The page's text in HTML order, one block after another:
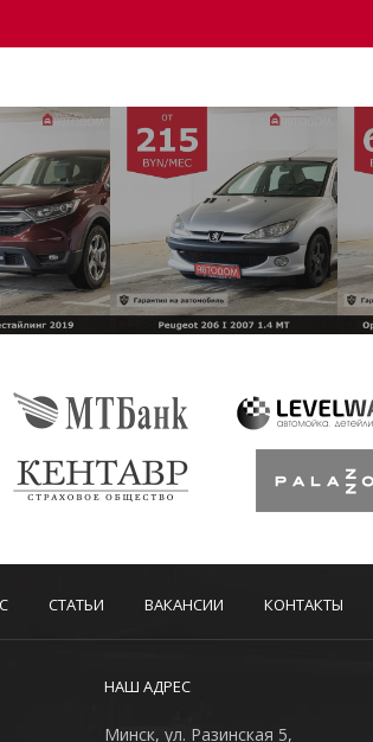
СТАТЬИ ВАКАНСИИ КОНТАКТЫ
НАШ АДРЕС
Минск, ул. Разинская 5,